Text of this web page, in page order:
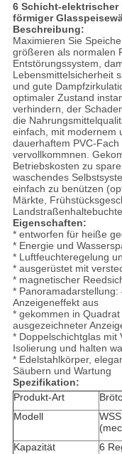
6 Schicht-elektrischer
förmiger
Beschreibung:
Maximieren Sie
größeren als normalen
Entstörungssystem,
Lebensmittelsicherheit
und gute
optimaler Zustand
verhindern, der
die
einfach, mit modernem
dauerhaftem PVC-
vervollkommnen.
Betriebskosten zu
waschendes
einfach zu benützen
Märkte,
Eigenschaften:
* entworfen für heiße
* Energie und
* Luftfeuchteregelung
* ausgerüstet mit
* magnetischer
*
Anzeigeneffekt aus
* gekommen in
ausgezeichneter
* Doppelschichtglas mit
Isolierung und halten
* Edelstahlkörper,
Säubern und Wartung
Spezifikation:
Produkt-Art
Modell
(
Kapazität
6